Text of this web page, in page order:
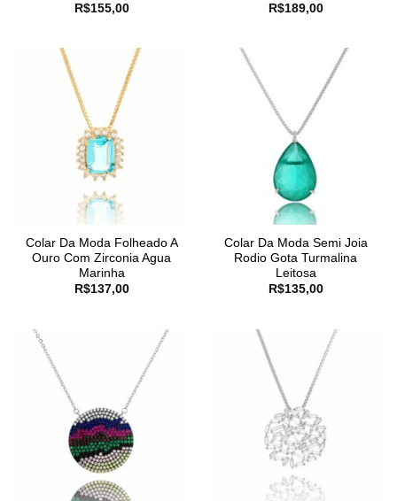
R$155,00
R$189,00
Colar Da Moda Folheado A
Ouro Com Zirconia Agua
Marinha
R$137,00
Colar Da Moda Semi Joia
Rodio Gota Turmalina
Leitosa
R$135,00